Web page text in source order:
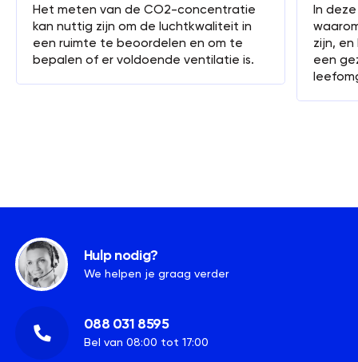
Het meten van de CO2-concentratie
kan nuttig zijn om de luchtkwaliteit in
een ruimte te beoordelen en om te
bepalen of er voldoende ventilatie is.
In
zijn,
een
Hulp nodig?
We helpen je graag verder
088 031 8595
Bel van 08:00 tot 17:00